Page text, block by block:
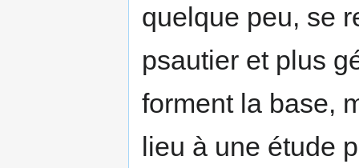
quelque peu, se
psautier et plus
forment la base,
lieu à une étude